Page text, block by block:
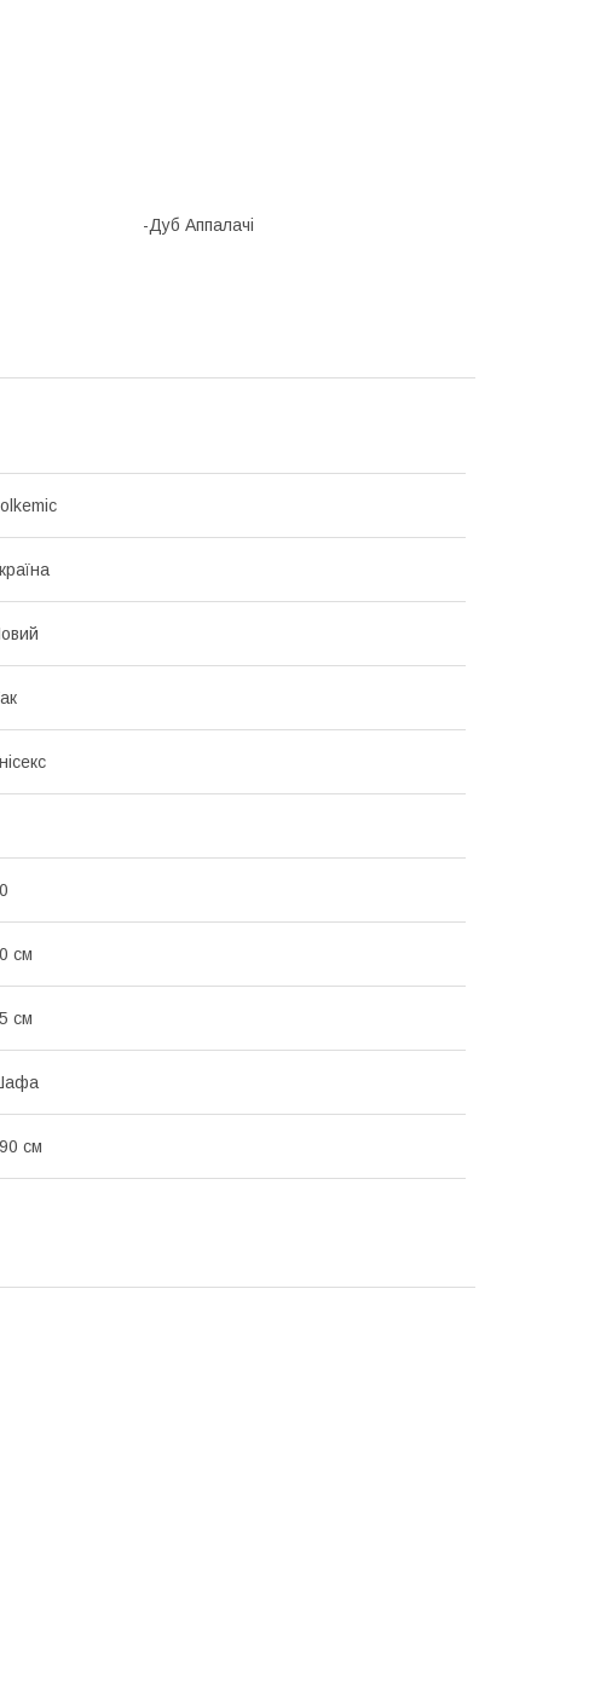
Аппалачі
см
см
см